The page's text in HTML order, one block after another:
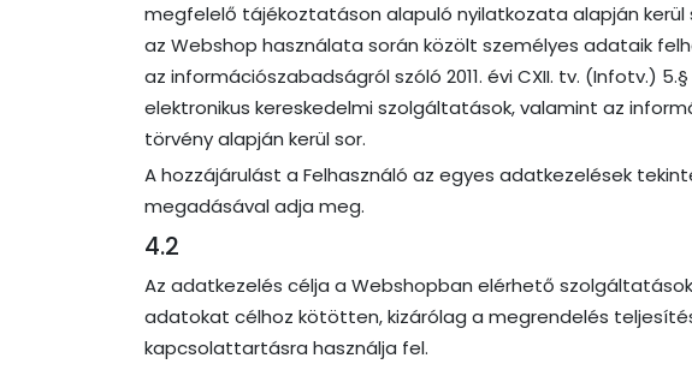
megfelelő tájékoztatáson alapuló nyilatkozata alapján
az Webshop használata során közölt személyes adataik
az információszabadságról szóló 2011. évi CXII. tv. (Infotv.)
elektronikus kereskedelmi szolgáltatások, valamint az
törvény alapján kerül sor.
A hozzájárulást a Felhasználó az egyes adatkezelések
megadásával adja meg.
4.2
Az adatkezelés célja a Webshopban elérhető
adatokat célhoz kötötten, kizárólag a megrendelés
kapcsolattartásra használja fel.